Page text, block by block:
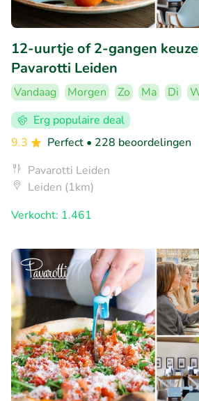
12-uurtje of 2-gangen
Pavarotti Leiden
Vandaag Morgen Zo Ma Di
Erg populaire deal
9.3
Perfect • 228 beoordelingen
Pavarotti Leiden
Leiden (1km)
Verkocht: 1.461